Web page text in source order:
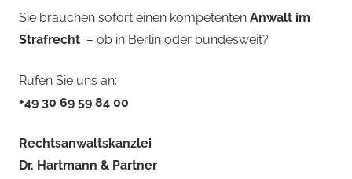
Sie brauchen sofort einen kompetenten Anwalt im
Strafrecht – ob in Berlin oder bundesweit?
Rufen Sie uns an:
+49 30 69 59 84 00
Rechtsanwaltskanzlei
Dr. Hartmann & Partner